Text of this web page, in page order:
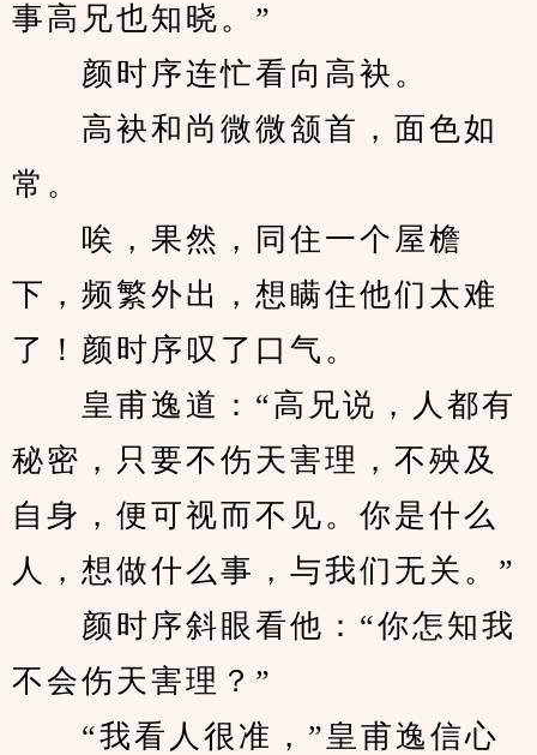
事高兄也知晓。”
颜时序连忙看向高袂。
高袂和尚微微颔首，面色如
常。
唉，果然，同住一个屋檐
下，频繁外出，想瞒住他们太难
了！颜时序叹了口气。
皇甫逸道：“高兄说，人都有
秘密，只要不伤天害理，不殃及
自身，便可视而不见。你是什么
人，想做什么事，与我们无关。”
颜时序斜眼看他：“你怎知我
不会伤天害理？”
“我看人很准，”皇甫逸信心